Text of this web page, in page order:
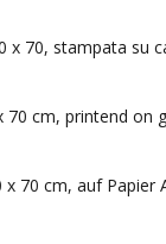
x 70, stampata su
70 cm, printend on
70 cm, auf Papier